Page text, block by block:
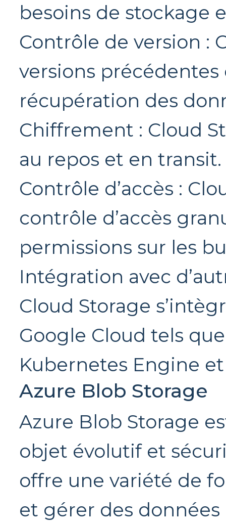
besoins de stockage
Contrôle de version :
versions
récupération des
Chiffrement : Cloud
au repos et en transit.
Contrôle d’accès :
contrôle d’accès
permissions sur les
Intégration avec
Cloud Storage
Google Cloud tels
Kubernetes Engine
Azure Blob Storage
Azure Blob Storage
objet évolutif et
offre une variété de
et gérer des